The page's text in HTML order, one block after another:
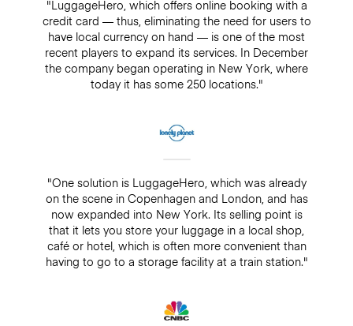
"LuggageHero, which offers online booking with a
credit card — thus, eliminating the need for users to
have local currency on hand — is one of the most
recent players to expand its services. In December
the company began operating in New York, where
today it has some 250 locations."
"One solution is LuggageHero, which was already
on the scene in Copenhagen and London, and has
now expanded into New York. Its selling point is
that it lets you store your luggage in a local shop,
café or hotel, which is often more convenient than
having to go to a storage facility at a train station."